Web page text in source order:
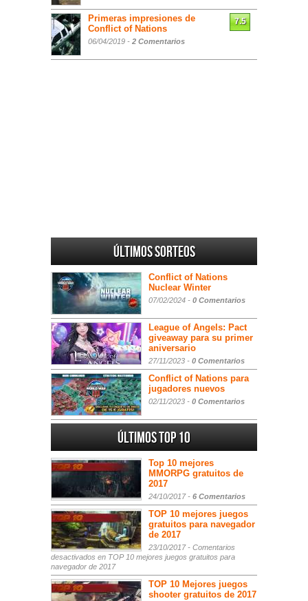
Primeras impresiones de
Conflict of Nations
06/04/2019 - 2 Comentarios
7.5
Últimos sorteos
Conflict of Nations
Nuclear Winter
07/02/2024 - 0 Comentarios
League of Angels: Pact
giveaway para su primer
aniversario
27/11/2023 - 0 Comentarios
Conflict of Nations para
jugadores nuevos
02/11/2023 - 0 Comentarios
Últimos Top 10
Top 10 mejores
MMORPG gratuitos de
2017
24/10/2017 - 6 Comentarios
TOP 10 mejores juegos
gratuitos para navegador
de 2017
23/10/2017 - Comentarios
desactivados en TOP 10 mejores juegos gratuitos para
navegador de 2017
TOP 10 Mejores juegos
shooter gratuitos de 2017